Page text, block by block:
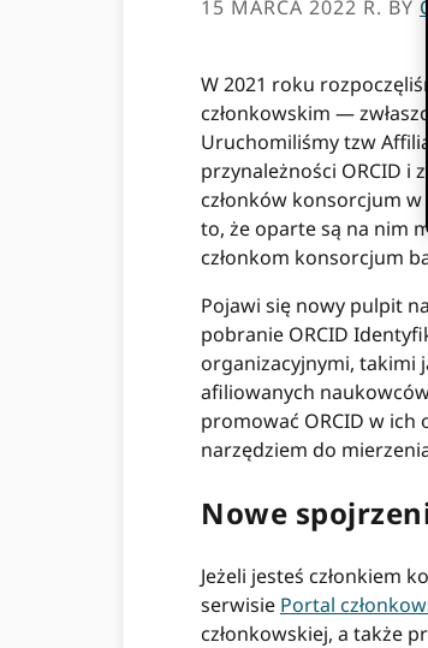
15 MARCA 2022 R. BY
W 2021 roku
członkowskim —
Uruchomiliśmy tzw
przynależności ORCID i
członków konsorcjum
to, że oparte są na nim
członkom konsorcjum
Pojawi się nowy pulpit
pobranie ORCID
organizacyjnymi, takimi
afiliowanych
promować ORCID w ich
narzędziem do
Nowe
Jeżeli jesteś członkiem
serwisie Portal
członkowskiej, a także